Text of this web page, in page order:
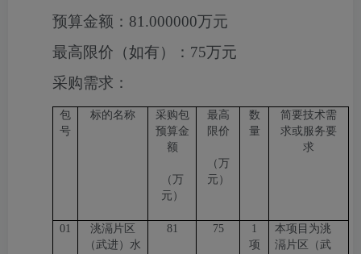
预算金额： 81.000000万元
最高限价（如有）： 75万元
采购需求：
包
号
标的名称
采购包
预算金
额
（万
元）
最高
限价
（万
元）
数
量
简要技术需
求或服务要
求
01
洮滆片区
（武进）水
81 75
1
项
本项目为洮
滆片区（武